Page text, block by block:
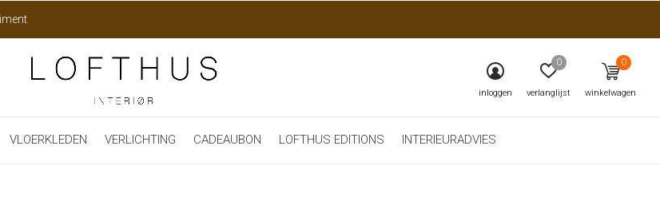
VLOERKLEDEN VERLICHTING CADEAUBON LOFTHUS EDITIONS INTERIEURADVIES
inloggen verlanglijst
0
winkelwagen
0